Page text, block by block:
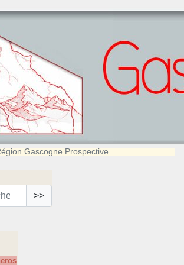
Gascogne Prospective
>>